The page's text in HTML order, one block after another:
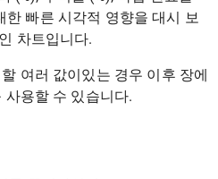
한 빠른 시각적 영향을 대시 보
차트입니다.
여러 값이있는 경우 이후 장에
용할 수 있습니다.